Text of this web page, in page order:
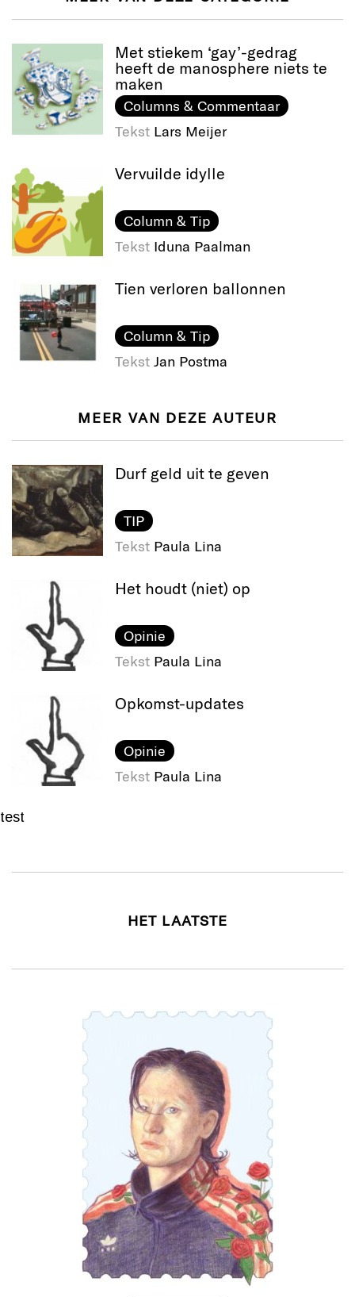
Met stiekem ‘gay’-gedrag
heeft de manosphere niets te
maken
Columns & Commentaar
Tekst Lars Meijer
Vervuilde idylle
Column & Tip
Tekst Iduna Paalman
Tien verloren ballonnen
Column & Tip
Tekst Jan Postma
MEER VAN DEZE AUTEUR
Durf geld uit te geven
TIP
Tekst Paula Lina
Het houdt (niet) op
Opinie
Tekst Paula Lina
Opkomst-updates
Opinie
Tekst Paula Lina
test
HET LAATSTE